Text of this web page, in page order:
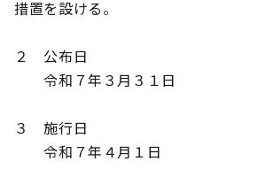
措置を設ける。
２ 公布日
令和７年３月３１日
３ 施行日
令和７年４月１日